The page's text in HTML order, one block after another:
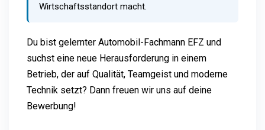
Wirtschaftsstandort macht.
Du bist gelernter Automobil-Fachmann EFZ und
suchst eine neue Herausforderung in einem
Betrieb, der auf Qualität, Teamgeist und moderne
Technik setzt? Dann freuen wir uns auf deine
Bewerbung!